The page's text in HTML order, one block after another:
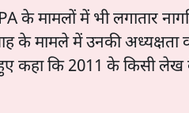
के मामलों में भी लगातार
के मामले में उनकी अध्यक्षता
कहा कि 2011 के किसी